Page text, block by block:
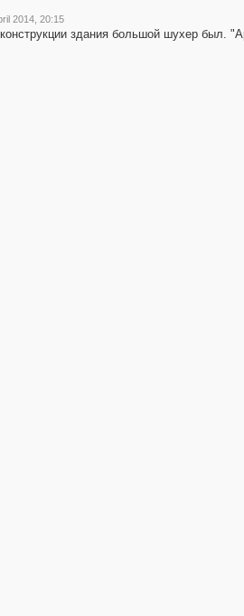
2014, 20:15
здания большой шухер был.